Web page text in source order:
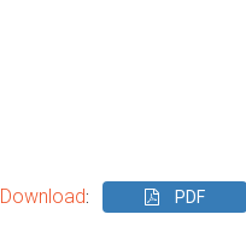
Download: PDF